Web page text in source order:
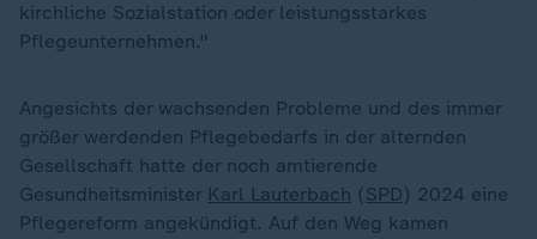
kirchliche Sozialstation oder leistungsstarkes
Pflegeunternehmen."
Angesichts der wachsenden Probleme und des immer
größer werdenden Pflegebedarfs in der alternden
Gesellschaft hatte der noch amtierende
Gesundheitsminister Karl Lauterbach (SPD) 2024 eine
Pflegereform angekündigt. Auf den Weg kamen